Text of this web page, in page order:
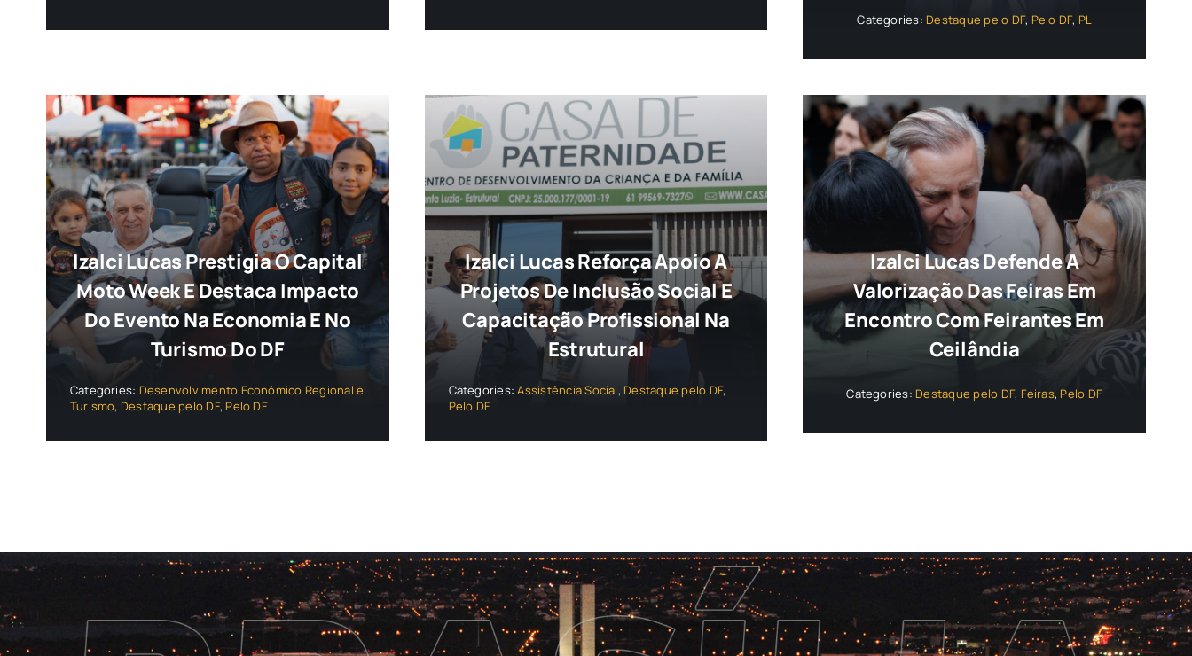
Categories: Destaque pelo DF, Pelo DF, PL
Izalci Lucas Prestigia O Capital
Moto Week E Destaca Impacto
Do Evento Na Economia E No
Turismo Do DF
Categories: Desenvolvimento Econômico Regional e
Turismo, Destaque pelo DF, Pelo DF
Izalci Lucas Reforça Apoio A
Projetos De Inclusão Social E
Capacitação Profissional Na
Estrutural
Categories:Assistência Social, Destaque pelo DF,
Pelo DF
Izalci Lucas Defende A
Valorização Das Feiras Em
Encontro Com Feirantes Em
Ceilândia
Categories: Destaque pelo DF, Feiras, Pelo DF